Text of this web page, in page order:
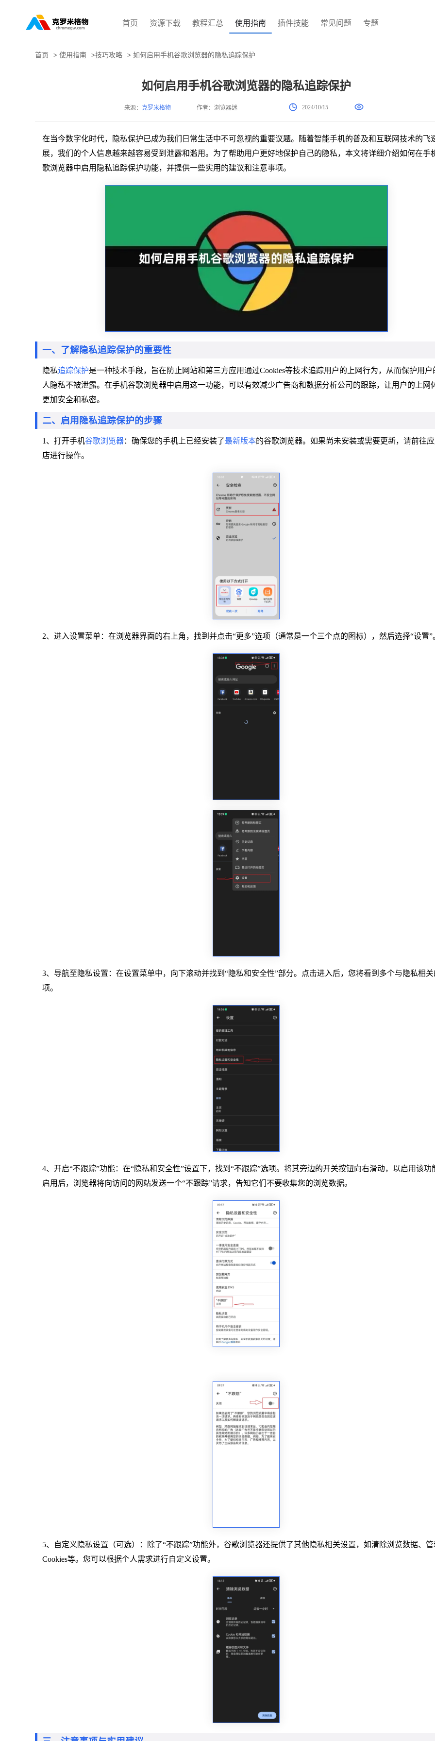
首页 资源下载 教程汇总 使用指南 插件技能 常见问题 专题
首页 > 使用指南 >技巧攻略 > 如何启用手机谷歌浏览器的隐私追踪保护
如何启用手机谷歌浏览器的隐私追踪保护
来源： 克罗米格物 作者：浏览器迷 2024/10/15
在当今数字化时代，隐私保护已成为我们日常生活中不可忽视的重要议题。随着智能手机的普及和互联网技术的飞
展，我们的个人信息越来越容易受到泄露和滥用。为了帮助用户更好地保护自己的隐私，本文将详细介绍如何在手
歌浏览器中启用隐私追踪保护功能，并提供一些实用的建议和注意事项。
一、了解隐私追踪保护的重要性
隐私追踪保护是一种技术手段，旨在防止网站和第三方应用通过Cookies等技术追踪用户的上网行为，从而保护用户
人隐私不被泄露。在手机谷歌浏览器中启用这一功能，可以有效减少广告商和数据分析公司的跟踪，让用户的上网
更加安全和私密。
二、启用隐私追踪保护的步骤
1、打开手机谷歌浏览器：确保您的手机上已经安装了最新版本的谷歌浏览器。如果尚未安装或需要更新，请前往
店进行操作。
2、进入设置菜单：在浏览器界面的右上角，找到并点击“更多”选项（通常是一个三个点的图标），然后选择“设置”
3、导航至隐私设置：在设置菜单中，向下滚动并找到“隐私和安全性”部分。点击进入后，您将看到多个与隐私相
项。
4、开启“不跟踪”功能：在“隐私和安全性”设置下，找到“不跟踪”选项。将其旁边的开关按钮向右滑动，以启用该功
启用后，浏览器将向访问的网站发送一个“不跟踪”请求，告知它们不要收集您的浏览数据。
5、自定义隐私设置（可选）：除了“不跟踪”功能外，谷歌浏览器还提供了其他隐私相关设置，如清除浏览数据、管
Cookies等。您可以根据个人需求进行自定义设置。